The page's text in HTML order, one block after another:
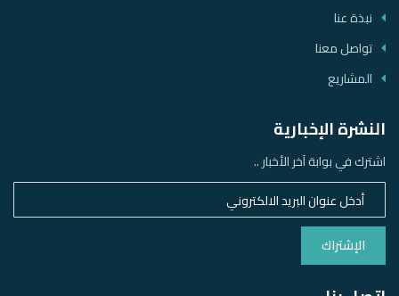
نبذة عنا
تواصل معنا
المشاريع
النشرة الإخبارية
اشترك في بوابة آخر الأخبار ..
الإشتراك